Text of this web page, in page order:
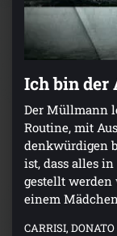
Ich bin der
Der Müllmann
Routine, mit
denkwürdigen
ist, dass alles
gestellt
einem
CARRISI, DONATO